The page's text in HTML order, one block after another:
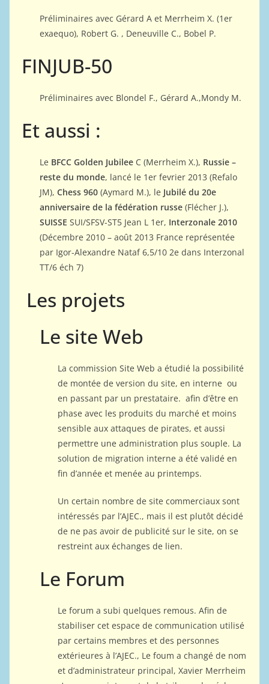
Préliminaires avec Gérard A et Merrheim X. (1er
exaequo), Robert G. , Deneuville C., Bobel P.
FINJUB-50
Préliminaires avec Blondel F., Gérard A.,Mondy M.
Et aussi :
Le BFCC Golden JubileeC (Merrheim X.), Russie –
reste du monde, lancé le 1er fevrier 2013 (Refalo
JM), Chess 960(Aymard M.), le Jubilé du 20e
anniversaire de la fédération russe(Flécher J.),
SUISSE SUI/SFSV-ST5 Jean L 1er, Interzonale 2010
(Décembre 2010 – août 2013 France représentée
par Igor-Alexandre Nataf 6,5/10 2e dans Interzonal
TT/6 éch 7)
Les projets
Le site Web
La commission Site Web a étudié la possibilité
de montée de version du site, en interne ou
en passant par un prestataire. afin d’être en
phase avec les produits du marché et moins
sensible aux attaques de pirates, et aussi
permettre une administration plus souple. La
solution de migration interne a été validé en
fin d’année et menée au printemps.
Un certain nombre de site commerciaux sont
intéressés par l’AJEC., mais il est plutôt décidé
de ne pas avoir de publicité sur le site, on se
restreint aux échanges de lien.
Le Forum
Le forum a subi quelques remous. Afin de
stabiliser cet espace de communication utilisé
par certains membres et des personnes
extérieures à l’AJEC., Le foum a changé de nom
et d’administrateur principal, Xavier Merrheim